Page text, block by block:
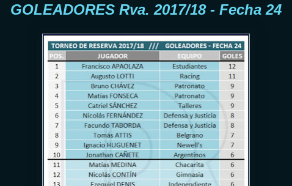
GOLEADORES Rva. 2017/18 - Fecha 24